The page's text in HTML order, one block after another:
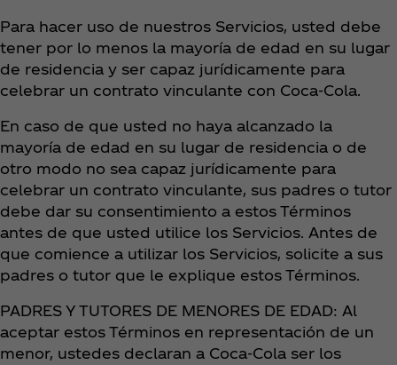
Para hacer uso de nuestros Servicios, usted debe
tener por lo menos la mayoría de edad en su lugar
de residencia y ser capaz jurídicamente para
celebrar un contrato vinculante con Coca‑Cola.
En caso de que usted no haya alcanzado la
mayoría de edad en su lugar de residencia o de
otro modo no sea capaz jurídicamente para
celebrar un contrato vinculante, sus padres o tutor
debe dar su consentimiento a estos Términos
antes de que usted utilice los Servicios. Antes de
que comience a utilizar los Servicios, solicite a sus
padres o tutor que le explique estos Términos.
PADRES Y TUTORES DE MENORES DE EDAD: Al
aceptar estos Términos en representación de un
menor, ustedes declaran a Coca‑Cola ser los